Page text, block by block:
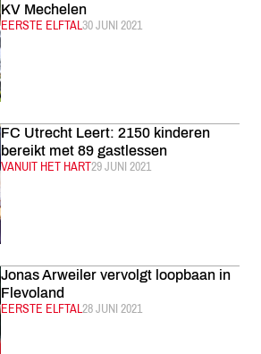
KV Mechelen
CATEGORIE:
EERSTE ELFTALGEPUBLICEERD:
30 JUNI 2021
FC Utrecht Leert: 2150 kinderen
bereikt met 89 gastlessen
CATEGORIE:
VANUIT HET HARTGEPUBLICEERD:
29 JUNI 2021
Jonas Arweiler vervolgt loopbaan in
Flevoland
CATEGORIE:
EERSTE ELFTALGEPUBLICEERD:
28 JUNI 2021